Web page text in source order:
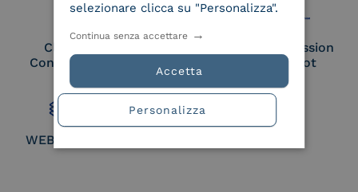
Cloud Signature
Consortium Member
European Commission
Large Scale Pilot
WEBUILD Consortium
selezionare clicca su "Personalizza".
Accetta
Continua senza accettare
Personalizza